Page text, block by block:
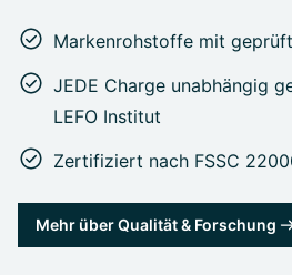
Markenrohstoffe mit
JEDE Charge unabhängig
LEFO Institut
Zertifiziert nach FSSC
Mehr über Qualität & Forschung